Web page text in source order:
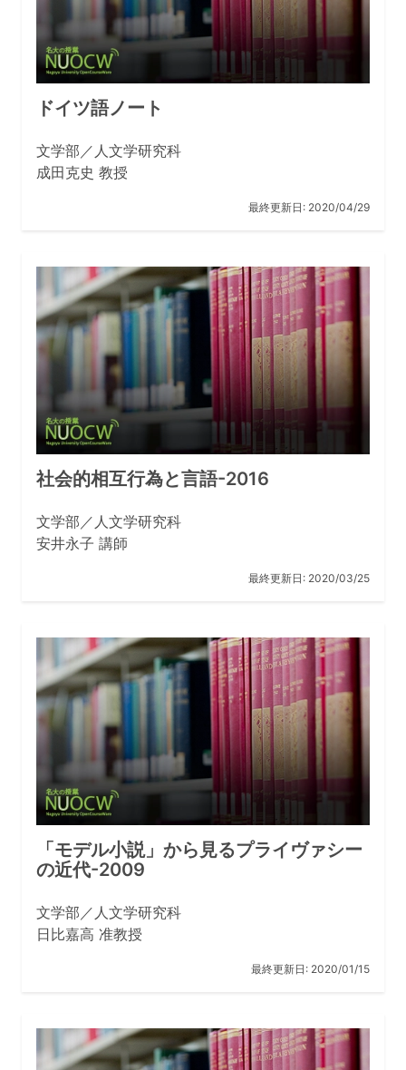
ドイツ語ノート
文学部／人文学研究科
成田克史 教授
最終更新日: 2020/04/29
社会的相互行為と言語-2016
文学部／人文学研究科
安井永子 講師
最終更新日: 2020/03/25
「モデル小説」から見るプライヴァシー
の近代-2009
文学部／人文学研究科
日比嘉高 准教授
最終更新日: 2020/01/15